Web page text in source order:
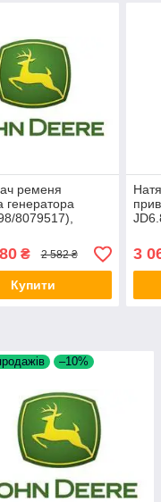
ременя
генератора
8079517),
₴ 2 582 ₴
Купити
3
–10%